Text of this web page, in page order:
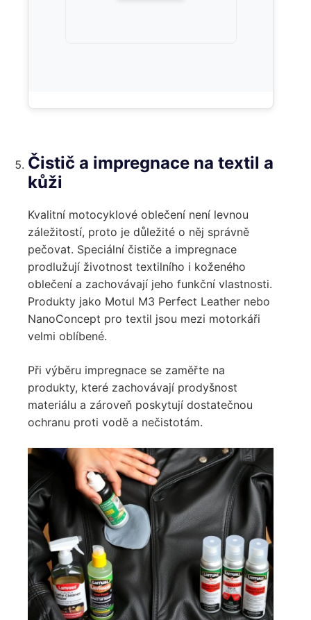
Čistič a impregnace na textil a
kůži
Kvalitní motocyklové oblečení není levnou
záležitostí, proto je důležité o něj správně
pečovat. Speciální čističe a impregnace
prodlužují životnost textilního i koženého
oblečení a zachovávají jeho funkční vlastnosti.
Produkty jako Motul M3 Perfect Leather nebo
NanoConcept pro textil jsou mezi motorkáři
velmi oblíbené.
Při výběru impregnace se zaměřte na
produkty, které zachovávají prodyšnost
materiálu a zároveň poskytují dostatečnou
ochranu proti vodě a nečistotám.